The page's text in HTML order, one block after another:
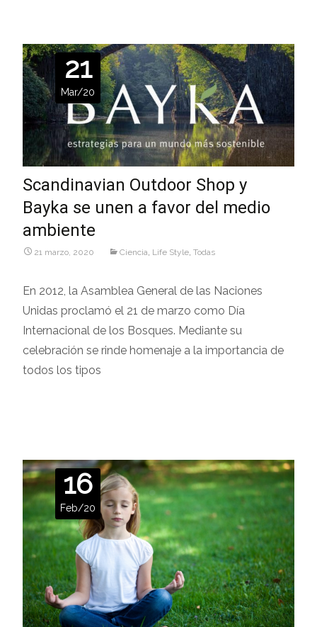
21
Mar/20
Scandinavian Outdoor Shop y
Bayka se unen a favor del medio
ambiente
21 marzo, 2020 Ciencia Life Style Todas
En 2012, la Asamblea General de las Naciones
Unidas proclamó el 21 de marzo como Día
Internacional de los Bosques. Mediante su
celebración se rinde homenaje a la importancia de
todos los tipos
16
Feb/20